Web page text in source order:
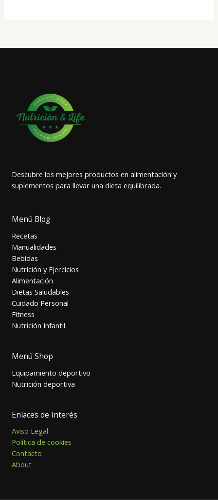
Descubre los mejores productos en alimentación y
suplementos para llevar una dieta equilibrada.
Menú Blog
Recetas
Manualidades
Bebidas
Nutrición y Ejercicios
Alimentación
Dietas Saludables
Cuidado Personal
Fitness
Nutrición Infantil
Menú Shop
Equipamiento deportivo
Nutrición deportiva
Enlaces de Interés
Aviso Legal
Política de cookies
Contacto
About